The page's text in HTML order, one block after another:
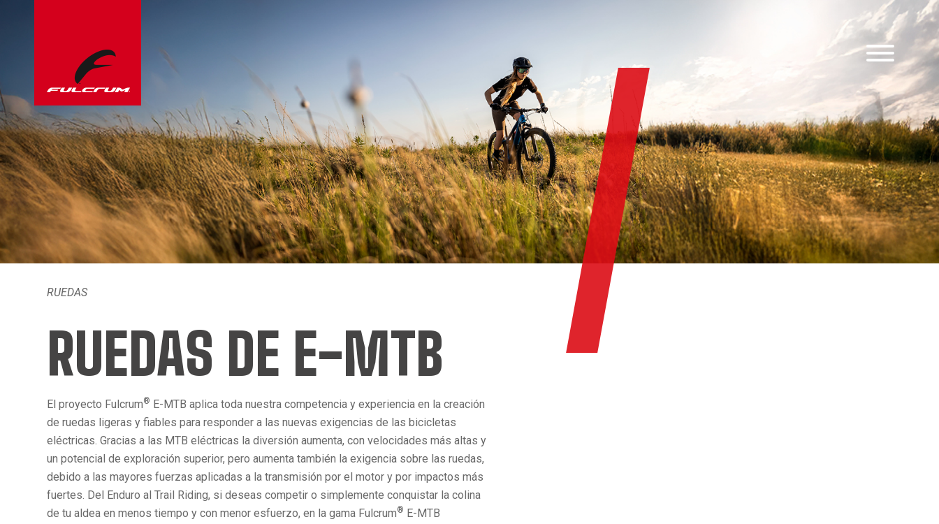
RUEDAS
RUEDAS DE E-MTB
El proyecto Fulcrum® E-MTB aplica toda nuestra competencia y experiencia en la creación
de ruedas ligeras y fiables para responder a las nuevas exigencias de las bicicletas
eléctricas. Gracias a las MTB eléctricas la diversión aumenta, con velocidades más altas y
un potencial de exploración superior, pero aumenta también la exigencia sobre las ruedas,
debido a las mayores fuerzas aplicadas a la transmisión por el motor y por impactos más
fuertes. Del Enduro al Trail Riding, si deseas competir o simplemente conquistar la colina
de tu aldea en menos tiempo y con menor esfuerzo, en la gama Fulcrum® E-MTB